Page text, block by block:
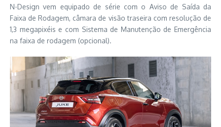
N-Design vem equipado de série com o Aviso de Saída da
Faixa de Rodagem, câmara de visão traseira com resolução de
1,3 megapixéis e com Sistema de Manutenção de Emergência
na faixa de rodagem (opcional).